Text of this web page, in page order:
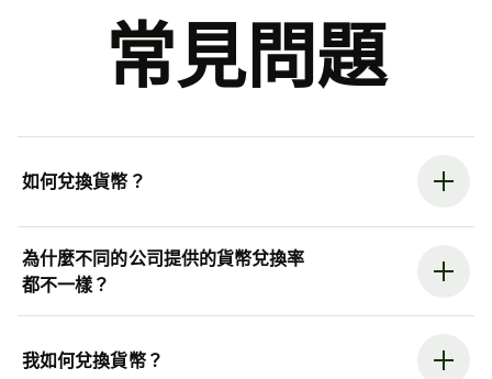
常見問題
如何兌換貨幣？
為什麼不同的公司提供的貨幣兌換率
都不一樣？
我如何兌換貨幣？